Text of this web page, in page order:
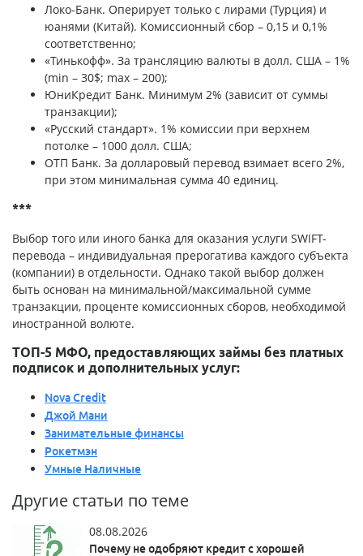
Локо-Банк. Оперирует только с лирами (Турция) и
юанями (Китай). Комиссионный сбор – 0,15 и 0,1%
соответственно;
«Тинькофф». За трансляцию валюты в долл. США – 1%
(min – 30$; max – 200);
ЮниКредит Банк. Минимум 2% (зависит от суммы
транзакции);
«Русский стандарт». 1% комиссии при верхнем
потолке – 1000 долл. США;
ОТП Банк. За долларовый перевод взимает всего 2%,
при этом минимальная сумма 40 единиц.
***
Выбор того или иного банка для оказания услуги SWIFT-
перевода – индивидуальная прерогатива каждого субъекта
(компании) в отдельности. Однако такой выбор должен
быть основан на минимальной/максимальной сумме
транзакции, проценте комиссионных сборов, необходимой
иностранной волюте.
ТОП-5 МФО, предоставляющих займы без платных
подписок и дополнительных услуг:
Nova Credit
Джой Мани
Занимательные финансы
Рокетмэн
Умные Наличные
Другие статьи по теме
08.08.2026
Почему не одобряют кредит с хорошей